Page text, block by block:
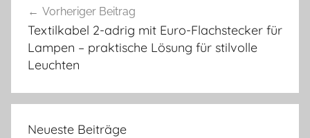
Vorheriger Beitrag
Textilkabel 2-adrig mit Euro-Flachstecker für
Lampen – praktische Lösung für stilvolle
Leuchten
Neueste Beiträge